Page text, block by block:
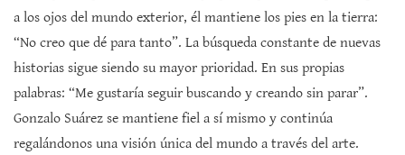
a los ojos del mundo exterior, él mantiene los pies en la tierra:
“No creo que dé para tanto”. La búsqueda constante de nuevas
historias sigue siendo su mayor prioridad. En sus propias
palabras: “Me gustaría seguir buscando y creando sin parar”.
Gonzalo Suárez se mantiene fiel a sí mismo y continúa
regalándonos una visión única del mundo a través del arte.